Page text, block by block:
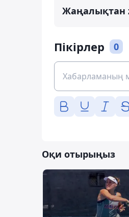
Жаңалықтан
Пікірлер 0
Оқи отырыңыз